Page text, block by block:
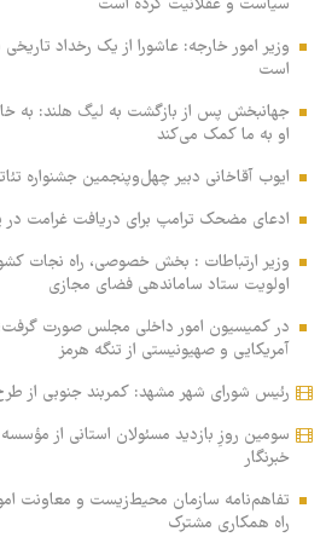
وزیر امور خارجه: عاشورا از یک رخداد
است
جهانبخش پس از بازگشت به لیگ هلند: به
او به ما کمک می‌کند
ایوب آقاخانی دبیر چهل‌وپنجمین جشنواره
ادعای مضحک ترامپ برای دریافت غرامت در
وزیر ارتباطات : بخش خصوصی، راه نجات
اولویت ستاد ساماندهی فضای مجازی
در کمیسیون امور داخلی مجلس صورت
آمریکایی و صهیونیستی از تنگه هرمز
رئیس شورای شهر مشهد: کمربند جنوبی
سومین روزِ بازدید مسئولان استانی از
خبرنگار
تفاهم‌نامه سازمان محیط‌زیست و معاونت
راه همکاری مشترک